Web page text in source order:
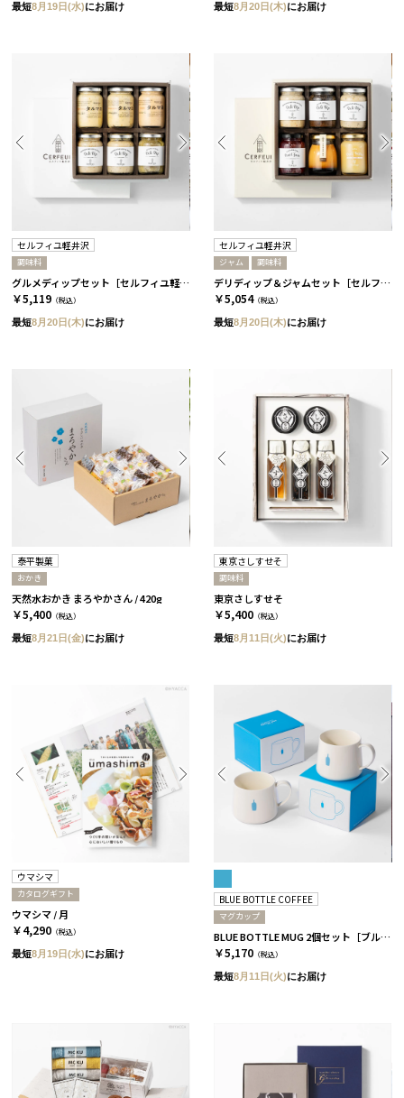
最短8月19日(水)にお届け 最短8月20日(木)にお届け
セルフィユ軽井沢
調味料
グルメディップセット［セルフィユ軽井沢］
￥5,119 （税込）
最短8月20日(木)にお届け
セルフィユ軽井沢
ジャム 調味料
デリディップ＆ジャムセット［セルフィユ軽井沢］
￥5,054（税込）
最短8月20日(木)にお届け
泰平製菓
おかき
天然水おかき まろやかさん / 420g
￥5,400 （税込）
最短8月21日(金)にお届け
東京さしすせそ
調味料
東京さしすせそ
￥5,400 （税込）
最短8月11日(火)にお届け
ウマシマ
カタログギフト
ウマシマ / 月
￥4,290 （税込）
最短8月19日(水)にお届け
BLUE BOTTLE COFFEE
マグカップ
BLUE BOTTLE MUG 2個セット［ブルーボトルコーヒー］
￥5,170 （税込）
最短8月11日(火)にお届け